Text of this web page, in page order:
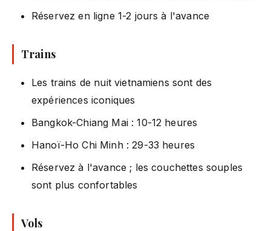
Réservez en ligne 1-2 jours à l'avance
Trains
Les trains de nuit vietnamiens sont des
expériences iconiques
Bangkok-Chiang Mai : 10-12 heures
Hanoï-Ho Chi Minh : 29-33 heures
Réservez à l'avance ; les couchettes souples
sont plus confortables
Vols